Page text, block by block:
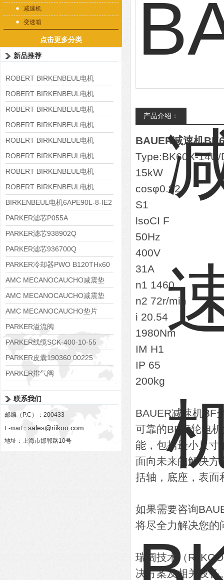
减速机
变速箱
点击更多分类
新品推荐
ROBERT BIRKENBEUL电机
8APE225M-4-IE3
ROBERT BIRKENBEUL电机
8APE180L-4 IE3
ROBERT BIRKENBEUL电机
8APE160M-6 IE3
ROBERT BIRKENBEUL电机
8APE160L-4-IE3
ROBERT BIRKENBEUL电机
8APE112M-6K-IE3
ROBERT BIRKENBEUL电机
8APE100L-2 IE3
ROBERT BIRKENBEUL电机
8APE90S-4 IE3
ROBERT BIRKENBEUL电机
8APE80M-2K-IE3
BIRKENBEUL电机6APE90L-8-IE2
PARKER滤芯P055A
PARKER滤芯938902Q
PARKER滤芯936700Q
PARKER冷却器PWO B120THx60
AMC MECANOCAUCHO减震垫
138552
AMC MECANOCAUCHO减震垫
138551
AMC MECANOCAUCHO垫片
608074
PARKER溢流阀
RE06M35W2N1KWXG087
PARKER线缆SCK-400-10-55
PARKER皮囊190360 00225
PARKER排气阀
联系我们
邮编（P.C）：200433
E-mail： sales@riikoo.com
地址：上海市邯郸路10号
产品介绍：
BAUER减速机
Type:BK60X-
15kW
cosφ0.82
S1
lsoCI F
50Hz
400V
31A
n1 1460
n2 72r/min
i 20.54
1980Nm
IM H1
IP 65
200kg
BAUER减速机BF
可靠的BF齿轮电
能，包括最小尺寸
面向未来的解决方
括轴，底座，表面
如果需要咨询
将尽全力解决您的
瑞阔技术（
决方案及相关设备